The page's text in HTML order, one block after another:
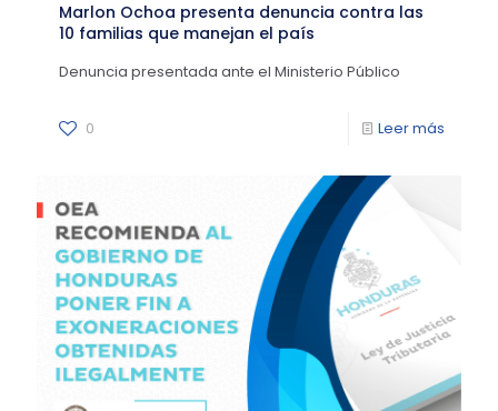
Marlon Ochoa presenta denuncia contra las
10 familias que manejan el país
Denuncia presentada ante el Ministerio Público
0 Leer más